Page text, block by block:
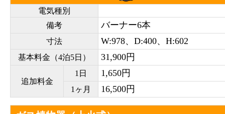
電気種別
備考
バーナー6本
寸法 W:978、D:400、H:602
基本料金（4泊5日） 31,900円
追加料金
1日 1,650円
1ヶ月 16,500円